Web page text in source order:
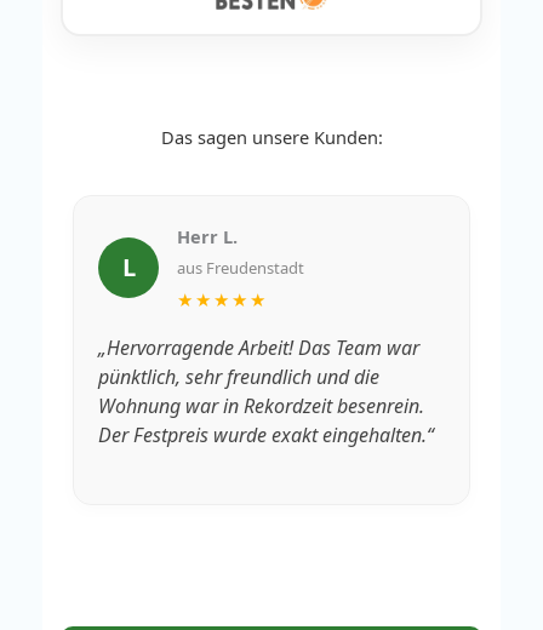
Das sagen unsere Kunden:
L
Herr L.
aus Freudenstadt
★★★★★
„Hervorragende Arbeit! Das Team war
pünktlich, sehr freundlich und die
Wohnung war in Rekordzeit besenrein.
Der Festpreis wurde exakt eingehalten.“